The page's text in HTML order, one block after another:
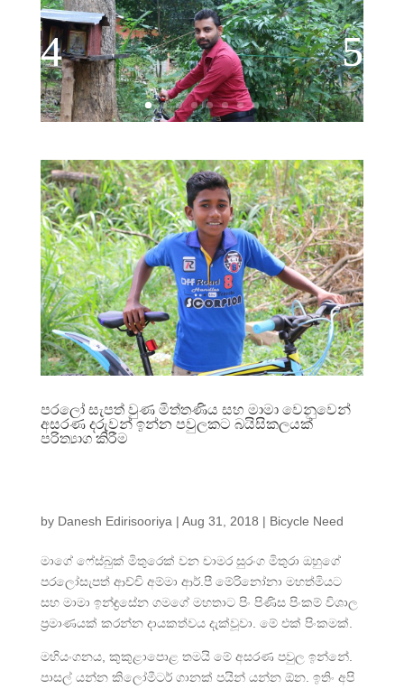
පරලෝ සැපත් වුණ මිත්තණිය සහ මාමා වෙනුවෙන්
අසරණ දරුවන් ඉන්න පවුලකට බයිසිකලයක්
පරිත්‍යාග කිරීම
by Danesh Edirisooriya | Aug 31, 2018 | Bicycle Need
මාගේ ෆේස්බුක් මිතුරෙක් වන චාමර සුරංග මිතුරා ඔහුගේ
පරලෝසැපත් ආච්චි අම්මා ආර්.පී මේරිනෝනා මහත්මියට
සහ මාමා ඉන්ඳ්‍රසේන ගමගේ මහතාට පිං පිණිස පිංකම් විශාල
ප්‍රමාණයක් කරන්න දායකත්වය දැක්වූවා. මේ එක් පිංකමක්.
මහියංගනය, කුකුළාපොළ තමයි මේ අසරණ පවුල ඉන්නේ.
පාසල් යන්න කිලෝමීටර් ගානක් පයින් යන්න ඕන. ඉතිං අපි